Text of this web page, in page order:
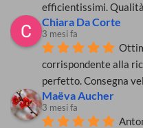
efficientissimi.
Chiara Da Corte
3 mesi fa
corrispondente alla
perfetto. Consegna
Maëva Aucher
3 mesi fa